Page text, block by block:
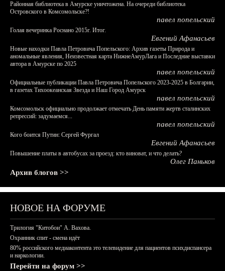
Районная библиотека в Амурске уничтожена. На очереди библиотека
Островского в Комсомольске?!
павел попельский
Голая вечеринка Роснано 2015г. Итог.
Евгений Афанасьев
Новые находки Павла Петровича Попельского: Архив газеты Природа и
аномальные явления, Неизвестная карта НижнеАмурЛага и Последние выставки
автора в Амурске по 2025
павел попельский
Официальные публикации Павла Петровича Попельского 2023-2025 в Болгарии,
в газетах Тихоокеанская Звезда и Наш Город Амурск
павел попельский
Комсомольск официально продолжает отмечать День памяти жертв сталинских
репрессий: задумаемся...
павел попельский
Кого боится Путин: Сергей Фургал
Евгений Афанасьев
Повышение платы в автобусах за проезд: кто виноват, и что делать?
Олег Паньков
Архив блогов >>
НОВОЕ НА ФОРУМЕ
Трилогия "Китобои" А. Вахова.
Охранник спит - смена идёт
80% российского медиаконтента это телевидение для пациентов психдиспансера
и наркологии.
Перейти на форум >>